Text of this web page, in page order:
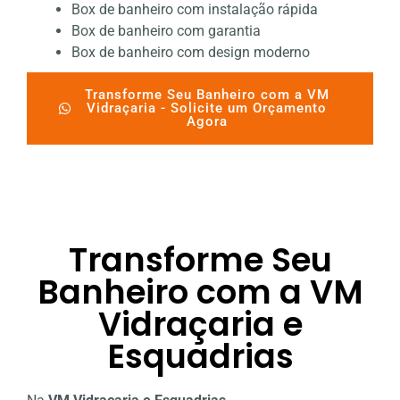
Box de banheiro com instalação rápida
Box de banheiro com garantia
Box de banheiro com design moderno
Transforme Seu Banheiro com a VM
Vidraçaria - Solicite um Orçamento
Agora
Transforme Seu
Banheiro com a VM
Vidraçaria e
Esquadrias